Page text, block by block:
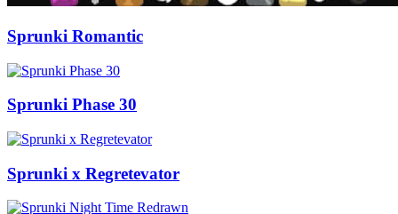
Sprunki Romantic
Sprunki Phase 30
Sprunki x Regretevator